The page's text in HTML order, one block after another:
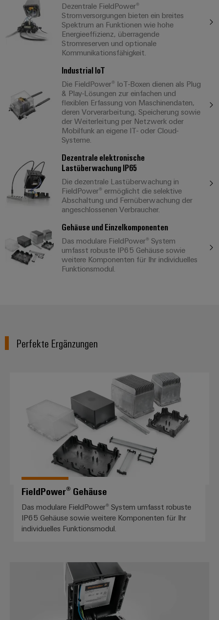
Dezentrale FieldPower®
Stromversorgungen bieten ein breites
Spektrum an Funktionen wie hohe
Energieeffizienz, überragende
Stromreserven und optionale
Kommunikationsfähigkeit.
Industrial IoT
Die FieldPower® IoT-Boxen dienen als Plug
& Play-Lösungen zur einfachen und
flexiblen Erfassung von Maschinendaten,
deren Vorverarbeitung, Speicherung sowie
der Weiterleitung per Netzwerk oder
Mobilfunk an eigene IT- oder Cloud-
Systeme.
Dezentrale elektronische
Lastüberwachung IP65
Die dezentrale Lastüberwachung in
FieldPower® ermöglicht die selektive
Abschaltung und Fernüberwachung der
angeschlossenen Verbraucher.
Gehäuse und Einzelkomponenten
Das modulare FieldPower® System
umfasst robuste IP65 Gehäuse sowie
weitere Komponenten für Ihr individuelles
Funktionsmodul.
Perfekte Ergänzungen
FieldPower® Gehäuse
FieldPower® Gehäuse
Das modulare FieldPower® System umfasst robuste
IP65 Gehäuse sowie weitere Komponenten für Ihr
individuelles Funktionsmodul.
Verteilerboxen